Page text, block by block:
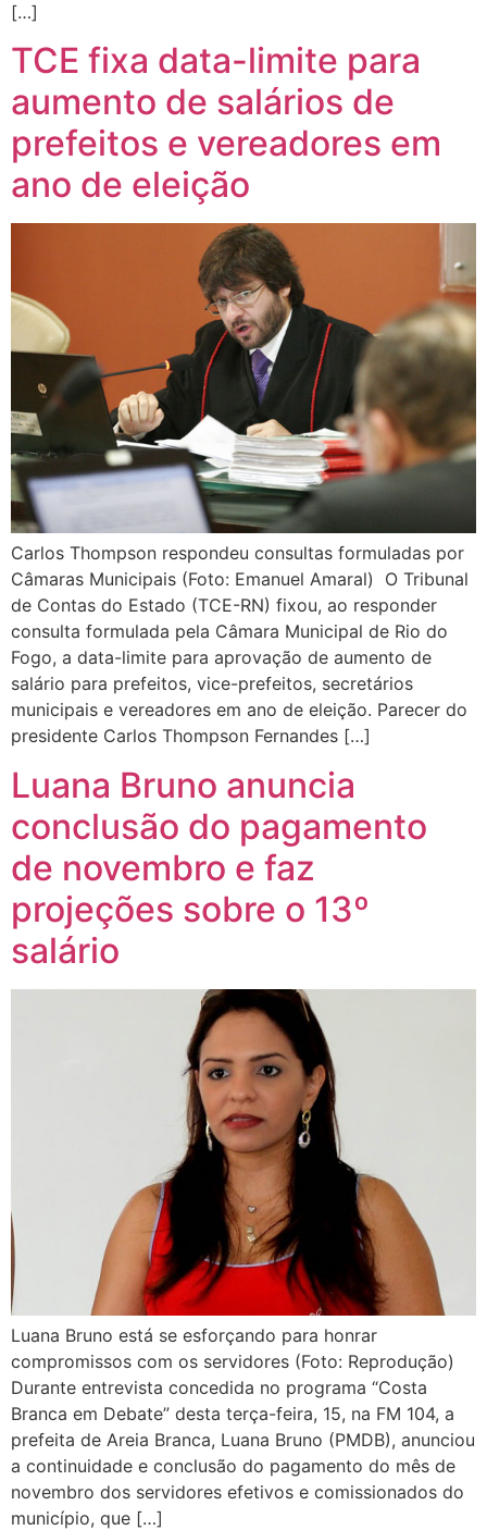
[…]
TCE fixa data-limite para
aumento de salários de
prefeitos e vereadores em
ano de eleição
Carlos Thompson respondeu consultas formuladas por
Câmaras Municipais (Foto: Emanuel Amaral) O Tribunal
de Contas do Estado (TCE-RN) fixou, ao responder
consulta formulada pela Câmara Municipal de Rio do
Fogo, a data-limite para aprovação de aumento de
salário para prefeitos, vice-prefeitos, secretários
municipais e vereadores em ano de eleição. Parecer do
presidente Carlos Thompson Fernandes […]
Luana Bruno anuncia
conclusão do pagamento
de novembro e faz
projeções sobre o 13º
salário
Luana Bruno está se esforçando para honrar
compromissos com os servidores (Foto: Reprodução)
Durante entrevista concedida no programa “Costa
Branca em Debate” desta terça-feira, 15, na FM 104, a
prefeita de Areia Branca, Luana Bruno (PMDB), anunciou
a continuidade e conclusão do pagamento do mês de
novembro dos servidores efetivos e comissionados do
município, que […]